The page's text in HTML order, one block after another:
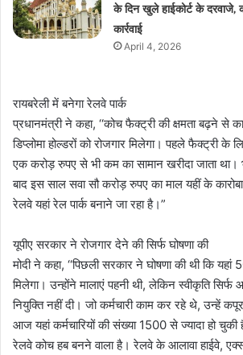
के दिन खुले हाईकोर्ट के दरवाजे,
कार्रवाई
April 4, 2026
रायबरेली में बनेगा रेलवे पार्क
प्रधानमंत्री ने कहा, ‘‘कोच फैक्ट्री की क्षमता बढ़ने से
डिप्लोमा होल्डरों को रोजगार मिलेगा। पहले फैक्ट्री के
एक करोड़ रुपए से भी कम का सामान खरीदा जाता
बाद इस साल सवा सौ करोड़ रुपए का माल यहीं के
रेलवे यहां रेल पार्क बनाने जा रहा है।”
यूपीए सरकार ने रोजगार देने की सिर्फ घोषणा की
मोदी ने कहा, ‘‘पिछली सरकार ने घोषणा की थी कि यहां
मिलेगा। उन्होंने मालाएं पहनी थी, लेकिन स्वीकृति
नियुक्ति नहीं दी। जो कर्मचारी काम कर रहे थे, उन्हें
आज यहां कर्मचारियों की संख्या 1500 से ज्यादा हो चुकी
रेलवे कोच हब बनने वाला है। रेलवे के आलावा हाईवे,